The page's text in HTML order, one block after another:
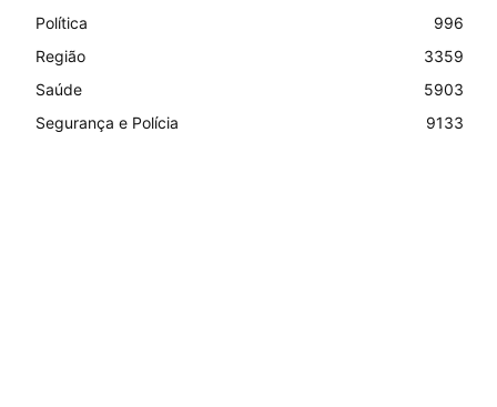
Política
996
Região
3359
Saúde
5903
Segurança e Polícia
9133